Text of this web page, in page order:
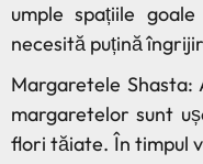
umple spațiile
necesită puțină
Margaretele
margaretelor sunt
flori tăiate. În timpul